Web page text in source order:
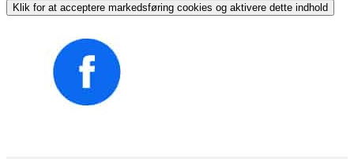
Klik for at acceptere markedsføring cookies og aktivere dette indhold